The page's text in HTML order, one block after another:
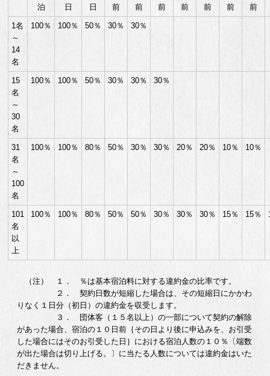
泊
日
日
前
前
前
前
前
前
前
1名
～
14
名
100％ 100％ 50％ 30％ 30％
15
名
～
30
名
100％ 100％ 50％ 30％ 30％ 30％
31
名
～
100
名
100％ 100％ 80％ 50％ 30％ 30％ 20％ 20％ 10％ 10％
101
名
以
上
100％ 100％ 80％ 50％ 50％ 30％ 30％ 30％ 15％ 15％
（注） １． ％は基本宿泊料に対する違約金の比率です。
２． 契約日数が短縮した場合は、その短縮日にかかわ
りなく１日分（初日）の違約金を収受します。
３． 団体客（１５名以上）の一部について契約の解除
があった場合、宿泊の１０日前｛その日より後に申込みを、お引受
した場合にはそのお引受した日｝における宿泊人数の１０％〔端数
が出た場合は切り上げる。〕に当たる人数については違約金はいた
だきません。